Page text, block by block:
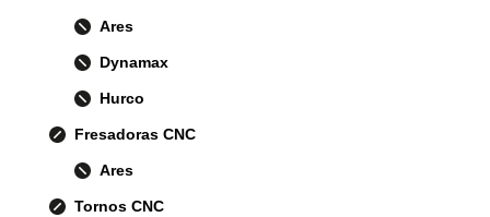
Ares
Dynamax
Hurco
Fresadoras CNC
Ares
Tornos CNC